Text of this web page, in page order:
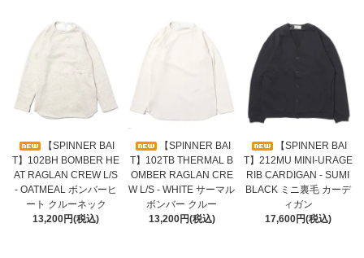
【SPINNER BAI
T】102BH BOMBER HE
AT RAGLAN CREW L/S
- OATMEAL ボンバーヒ
ート クルーネック
13,200円(税込)
【SPINNER BAI
T】102TB THERMAL B
OMBER RAGLAN CRE
W L/S - WHITE サーマル
ボンバー クルー
13,200円(税込)
【SPINNER BAI
T】212MU MINI-URAGE
RIB CARDIGAN - SUMI
BLACK ミニ裏毛 カーデ
ィガン
17,600円(税込)